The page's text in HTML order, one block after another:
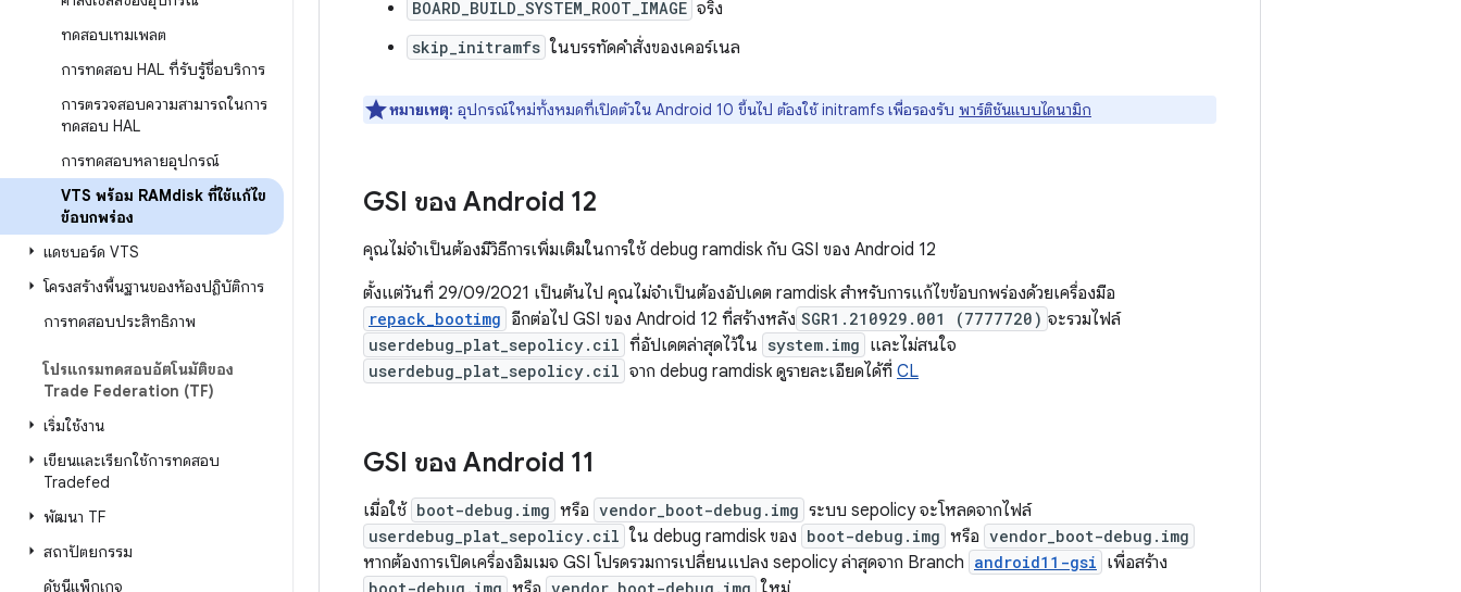
ทดสอบเทมเพลต
การทดสอบ HAL ที่รับรู้ชื่อบริการ
การตรวจสอบความสามารถในการ
ทดสอบ HAL
การทดสอบหลายอุปกรณ์
VTS พร้อม RAMdisk ที่ใช้แก้ไข
ข้อบกพร่อง
แดชบอร์ด VTS
โครงสร้างพื้นฐานของห้องปฏิบัติการ
การทดสอบประสิทธิภาพ
โปรแกรมทดสอบอัตโนมัติของ
Trade Federation (TF)
เริ่มใช้งาน
เขียนและเรียกใช้การทดสอบ
Tradefed
พัฒนา TF
สถาปัตยกรรม
ดัชนีแพ็กเกจ
BOARD_BUILD_SYSTEM_ROOT_IMAGE จริง
skip_initramfs ในบรรทัดคำสั่งของเคอร์เนล
หมายเหตุ: อุปกรณ์ใหม่ทั้งหมดที่เปิดตัวใน Android 10 ขึ้นไป ต้องใช้ initramfs เพื่อรองรับ พาร์ติชันแบบไดนามิก
GSI ของ Android 12
คุณไม่จำเป็นต้องมีวิธีการเพิ่มเติมในการใช้ debug ramdisk กับ GSI ของ Android 12
ตั้งแต่วันที่ 29/09/2021 เป็นต้นไป คุณไม่จำเป็นต้องอัปเดต ramdisk สำหรับการแก้ไขข้อบกพร่องด้วยเครื่องมือ
repack_bootimg อีกต่อไป GSI ของ Android 12 ที่สร้างหลัง SGR1.210929.001 (7777720) จะรวมไฟล์
userdebug_plat_sepolicy.cil ที่อัปเดตล่าสุดไว้ใน system.img และไม่สนใจ
userdebug_plat_sepolicy.cil จาก debug ramdisk ดูรายละเอียดได้ที่ CL
GSI ของ Android 11
เมื่อใช้ boot-debug.img หรือ vendor_boot-debug.img ระบบ sepolicy จะโหลดจากไฟล์
userdebug_plat_sepolicy.cil ใน debug ramdisk ของ boot-debug.img หรือ vendor_boot-debug.img
หากต้องการเปิดเครื่องอิมเมจ GSI โปรดรวมการเปลี่ยนแปลง sepolicy ล่าสุดจาก Branch android11-gsi เพื่อสร้าง